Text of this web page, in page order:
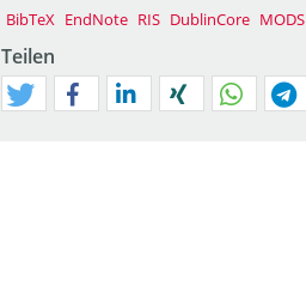
BibTeX EndNote RIS DublinCore MODS
Teilen